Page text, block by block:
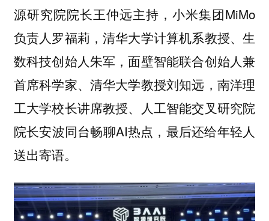
源研究院院长王仲远主持，小米集团MiMo
负责人罗福莉，清华大学计算机系教授、生
数科技创始人朱军，面壁智能联合创始人兼
首席科学家、清华大学教授刘知远，南洋理
工大学校长讲席教授、人工智能交叉研究院
院长安波同台畅聊AI热点，最后还给年轻人
送出寄语。